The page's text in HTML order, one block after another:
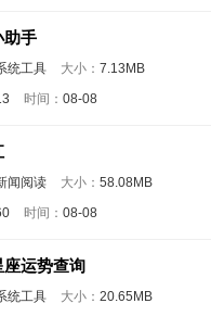
助手
统工具 大小： 7.13MB
时间： 08-08
闻阅读 大小： 58.08MB
时间： 08-08
座运势查询
统工具 大小： 20.65MB